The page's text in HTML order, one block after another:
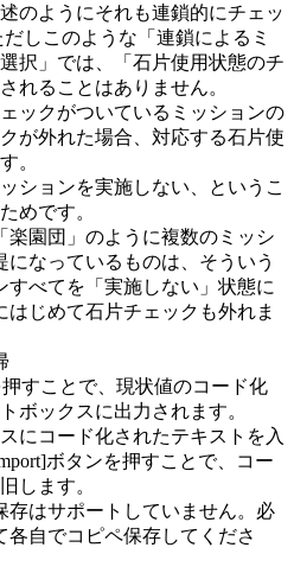
おもちゃ工場
ルストン工場
ウィンザー(転生二次職)討伐
ー討伐
納品
リアクエスト
レスタワー
の洞窟
ン魔法大会
部屋
ドライダー討伐
納品
業クエスト
がそう
ハンター軍事基地
リルとサラ
塞
ォメットJr討伐
品
のようにそれも連鎖的にチェッ
しこのような「連鎖によるミ
択」では、「石片使用状態のチ
れることはありません。
ックがついているミッションの
クが外れた場合、対応する石片使
。
ションを実施しない、というこ
めです。
楽園団」のように複数のミッシ
になっているものは、そういう
すべてを「実施しない」状態に
はじめて石片チェックも外れま
すことで、現状値のコード化
ボックスに出力されます。
にコード化されたテキストを入
ボタンを押すことで、コー
します。
存はサポートしていません。必
各自でコピペ保存してくださ